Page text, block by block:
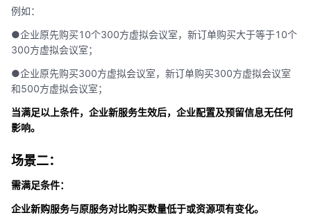
例如：
●企业原先购买10个300方虚拟会议室，新订单购买大于等于10个
300方虚拟会议室；
●企业原先购买300方虚拟会议室，新订单购买300方虚拟会议室
和500方虚拟会议室；
当满足以上条件，企业新服务生效后，企业配置及预留信息无任何
影响。
场景二：
需满足条件：
企业新购服务与原服务对比购买数量低于或资源项有变化。